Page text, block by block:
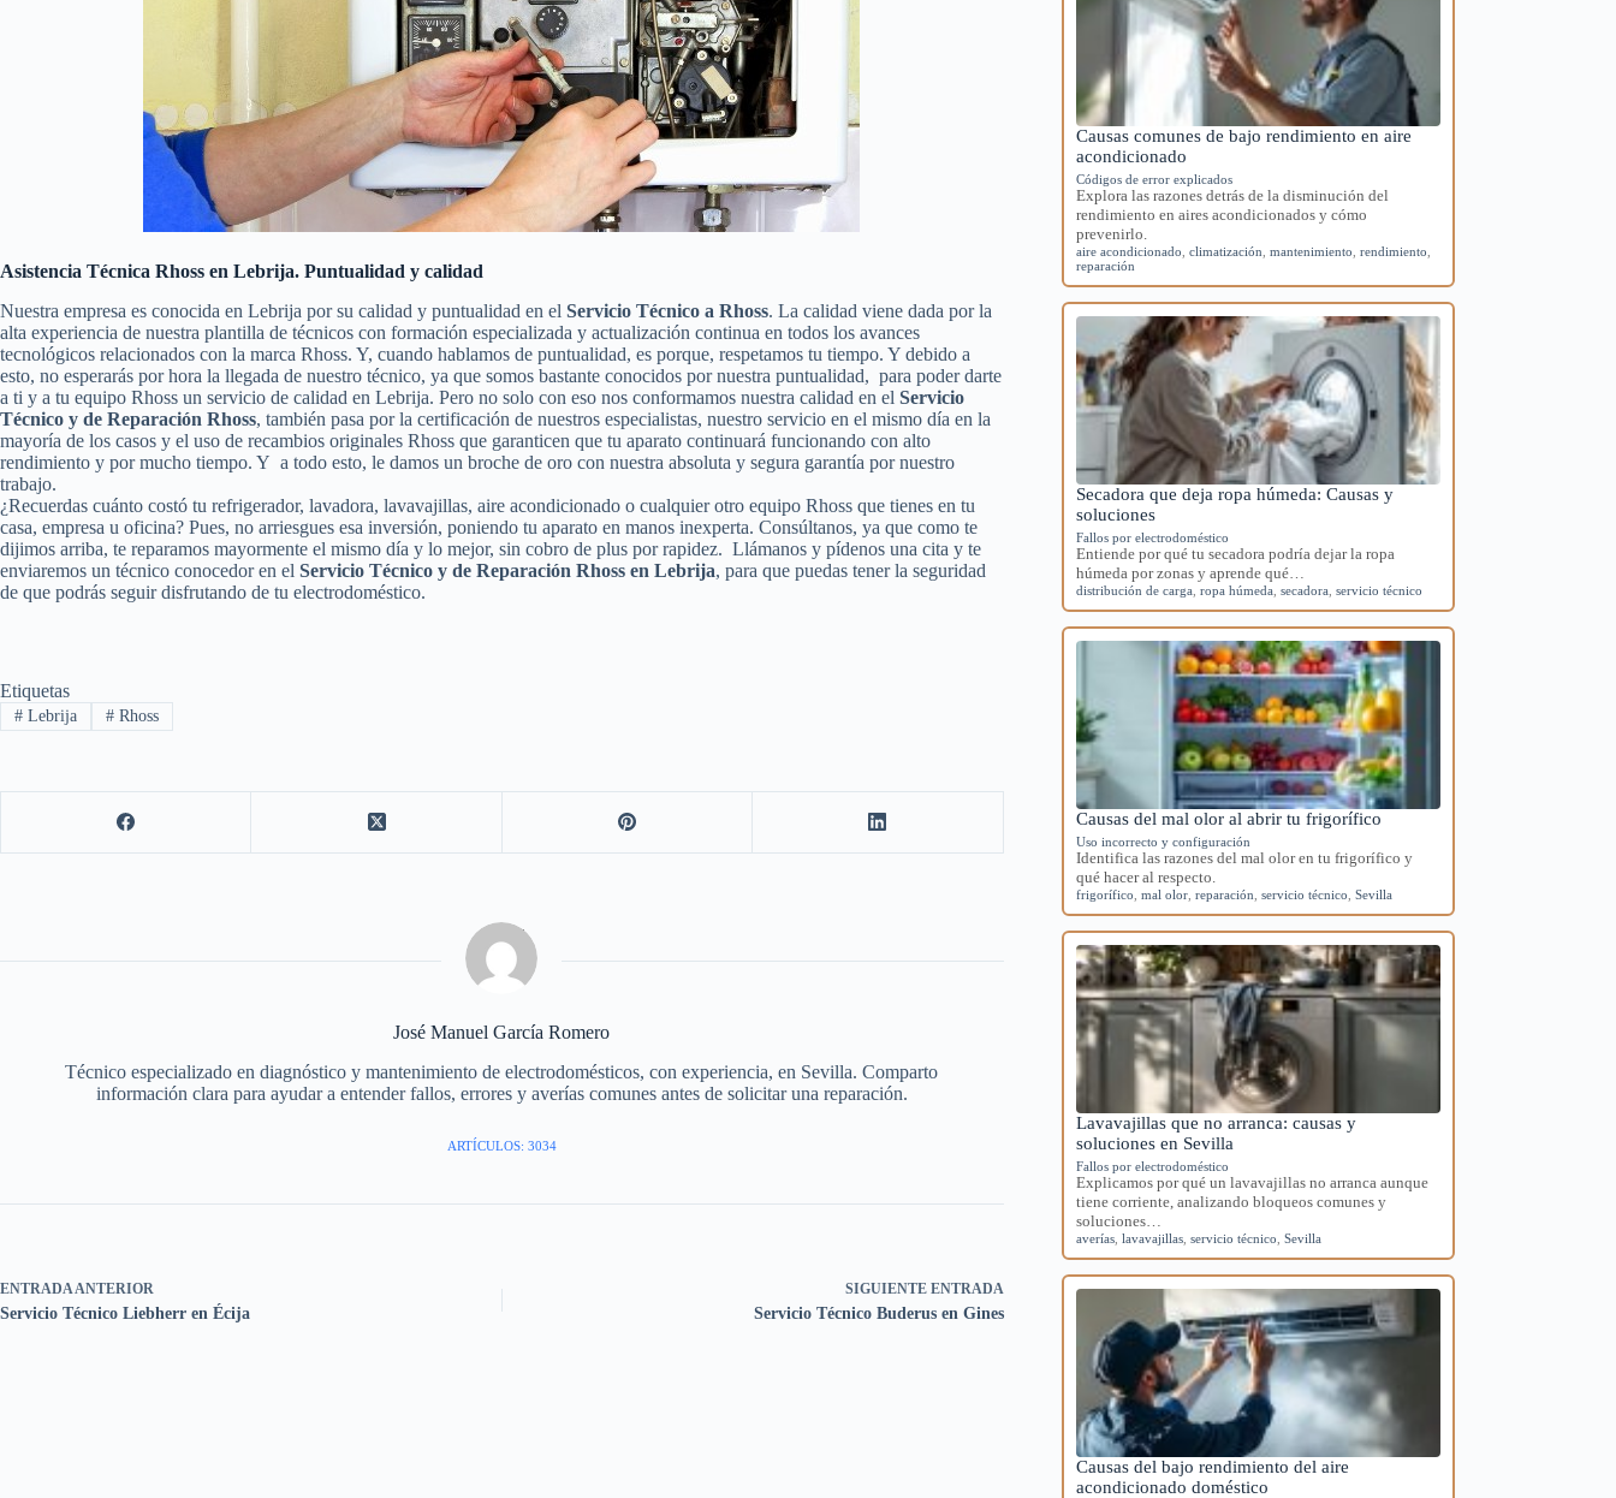
Asistencia Técnica Rhoss en Lebrija. Puntualidad y calidad
Nuestra empresa es conocida en Lebrija por su calidad y puntualidad en el Servicio Técnico a Rhoss. La calidad viene dada por la
alta experiencia de nuestra plantilla de técnicos con formación especializada y actualización continua en todos los avances
tecnológicos relacionados con la marca Rhoss. Y, cuando hablamos de puntualidad, es porque, respetamos tu tiempo. Y debido a
esto, no esperarás por hora la llegada de nuestro técnico, ya que somos bastante conocidos por nuestra puntualidad, para poder darte
a ti y a tu equipo Rhoss un servicio de calidad en Lebrija. Pero no solo con eso nos conformamos nuestra calidad en el Servicio
Técnico y de Reparación Rhoss, también pasa por la certificación de nuestros especialistas, nuestro servicio en el mismo día en la
mayoría de los casos y el uso de recambios originales Rhoss que garanticen que tu aparato continuará funcionando con alto
rendimiento y por mucho tiempo. Y a todo esto, le damos un broche de oro con nuestra absoluta y segura garantía por nuestro
trabajo.
¿Recuerdas cuánto costó tu refrigerador, lavadora, lavavajillas, aire acondicionado o cualquier otro equipo Rhoss que tienes en tu
casa, empresa u oficina? Pues, no arriesgues esa inversión, poniendo tu aparato en manos inexperta. Consúltanos, ya que como te
dijimos arriba, te reparamos mayormente el mismo día y lo mejor, sin cobro de plus por rapidez. Llámanos y pídenos una cita y te
enviaremos un técnico conocedor en el Servicio Técnico y de Reparación Rhoss en Lebrija, para que puedas tener la seguridad
de que podrás seguir disfrutando de tu electrodoméstico.
Etiquetas
#Lebrija #Rhoss
José Manuel García Romero
Técnico especializado en diagnóstico y mantenimiento de electrodomésticos, con experiencia, en Sevilla. Comparto
información clara para ayudar a entender fallos, errores y averías comunes antes de solicitar una reparación.
ARTÍCULOS: 3034
ENTRADA ANTERIOR
Servicio Técnico Liebherr en Écija
SIGUIENTE ENTRADA
Servicio Técnico Buderus en Gines
Causas comunes de bajo rendimiento en aire
acondicionado
Códigos de error explicados
Explora las razones detrás de la disminución del
rendimiento en aires acondicionados y cómo
prevenirlo.
aire acondicionado ,climatización ,mantenimiento ,rendimiento
reparación
Secadora que deja ropa húmeda: Causas y
soluciones
Fallos por electrodoméstico
Entiende por qué tu secadora podría dejar la ropa
húmeda por zonas y aprende qué…
distribución de carga ,ropa húmeda ,secadora ,servicio técnico
Causas del mal olor al abrir tu frigorífico
Uso incorrecto y configuración
Identifica las razones del mal olor en tu frigorífico y
qué hacer al respecto.
frigorífico ,mal olor ,reparación ,servicio técnico ,Sevilla
Lavavajillas que no arranca: causas y
soluciones en Sevilla
Fallos por electrodoméstico
Explicamos por qué un lavavajillas no arranca aunque
tiene corriente, analizando bloqueos comunes y
soluciones…
averías ,lavavajillas ,servicio técnico ,Sevilla
Causas del bajo rendimiento del aire
acondicionado doméstico